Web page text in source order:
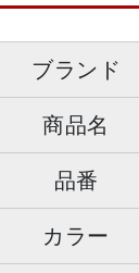
ブランド
商品名
品番
カラー